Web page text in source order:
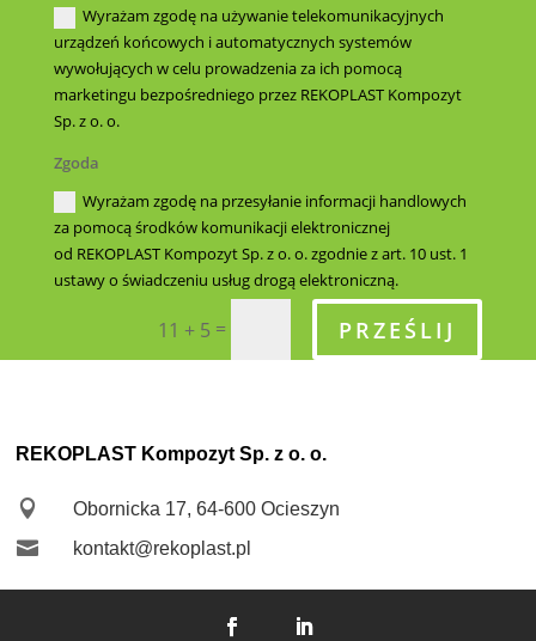
Wyrażam zgodę na używanie telekomunikacyjnych
urządzeń końcowych i automatycznych systemów
wywołujących w celu prowadzenia za ich pomocą
marketingu bezpośredniego przez REKOPLAST Kompozyt
Sp. z o. o.
Zgoda
Wyrażam zgodę na przesyłanie informacji handlowych
za pomocą środków komunikacji elektronicznej
od REKOPLAST Kompozyt Sp. z o. o. zgodnie z art. 10 ust. 1
ustawy o świadczeniu usług drogą elektroniczną.
11 + 5 = PRZEŚLIJ
REKOPLAST Kompozyt Sp. z o. o.
 Obornicka 17, 64-600 Ocieszyn
 kontakt@rekoplast.pl